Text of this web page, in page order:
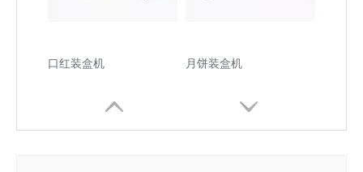
口红装盒机 月饼装盒机